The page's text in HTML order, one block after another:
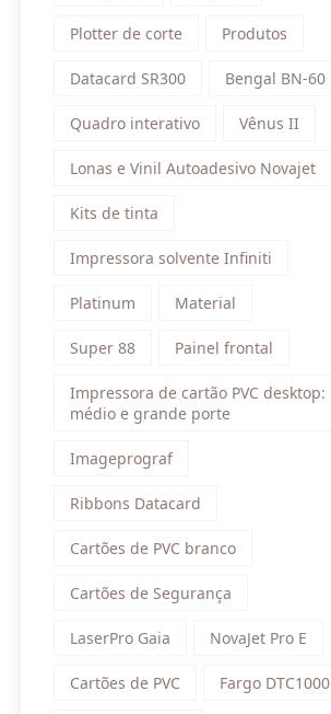
Plotter de corte Produtos
Datacard SR300 Bengal BN-60
Quadro interativo Vênus II
Lonas e Vinil Autoadesivo Novajet
Kits de tinta
Impressora solvente Infiniti
Platinum Material
Super 88 Painel frontal
Impressora de cartão PVC desktop:
médio e grande porte
Imageprograf
Ribbons Datacard
Cartões de PVC branco
Cartões de Segurança
LaserPro Gaia NovaJet Pro E
Cartões de PVC Fargo DTC1000